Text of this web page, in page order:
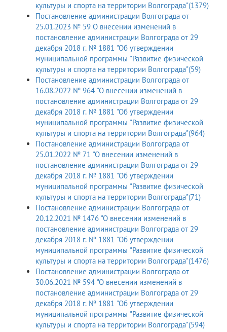
культуры и спорта на территории Волгограда"(1379)
Постановление администрации Волгограда от
25.01.2023 № 59 О внесении изменений в
постановление администрации Волгограда от 29
декабря 2018 г. № 1881 "Об утверждении
муниципальной программы "Развитие физической
культуры и спорта на территории Волгограда"(59)
Постановление администрации Волгограда от
16.08.2022 № 964 "О внесении изменений в
постановление администрации Волгограда от 29
декабря 2018 г. № 1881 "Об утверждении
муниципальной программы "Развитие физической
культуры и спорта на территории Волгограда"(964)
Постановление администрации Волгограда от
25.01.2022 № 71 "О внесении изменений в
постановление администрации Волгограда от 29
декабря 2018 г. № 1881 "Об утверждении
муниципальной программы "Развитие физической
культуры и спорта на территории Волгограда"(71)
Постановление администрации Волгограда от
20.12.2021 № 1476 "О внесении изменений в
постановление администрации Волгограда от 29
декабря 2018 г. № 1881 "Об утверждении
муниципальной программы "Развитие физической
культуры и спорта на территории Волгограда"(1476)
Постановление администрации Волгограда от
30.06.2021 № 594 "О внесении изменений в
постановление администрации Волгограда от 29
декабря 2018 г. № 1881 "Об утверждении
муниципальной программы "Развитие физической
культуры и спорта на территории Волгограда"(594)